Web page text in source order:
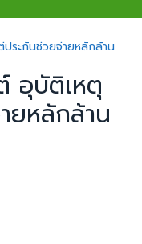
ระกันช่วยจ่ายหลักล้าน
อุบัติเหตุ
ยหลักล้าน